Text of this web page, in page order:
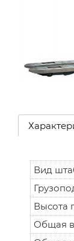
Вид
Высота
Общая